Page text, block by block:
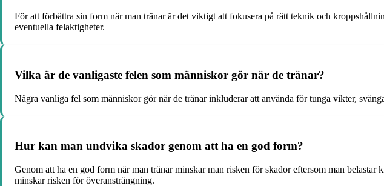
För att förbättra sin form när man tränar är det viktigt att fokusera på rätt teknik och
eventuella felaktigheter.
Vilka är de vanligaste felen som människor gör när de tränar?
Några vanliga fel som människor gör när de tränar inkluderar att använda för tunga vikter,
Hur kan man undvika skador genom att ha en god form?
Genom att ha en god form när man tränar minskar man risken för skador eftersom man
minskar risken för överansträngning.